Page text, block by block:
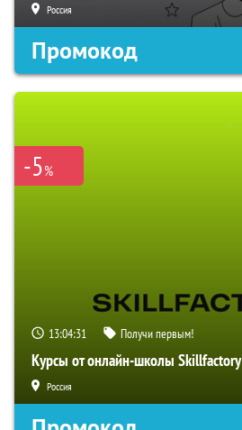
Россия
Промокод
-5%
13:04:30 Получи первым!
Курсы от онлайн-школы Skillfactory
Россия